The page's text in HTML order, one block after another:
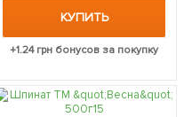
КУПИТЬ
+1.24грн бонусов за покупку